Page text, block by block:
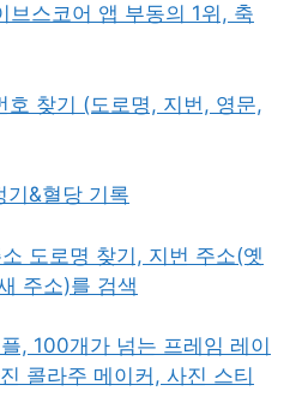
브스코어 앱 부동의 1위, 축
호 찾기 (도로명, 지번, 영문,
기&혈당 기록
도로명 찾기, 지번 주소(옛
주소)를 검색
, 100개가 넘는 프레임 레이
콜라주 메이커, 사진 스티